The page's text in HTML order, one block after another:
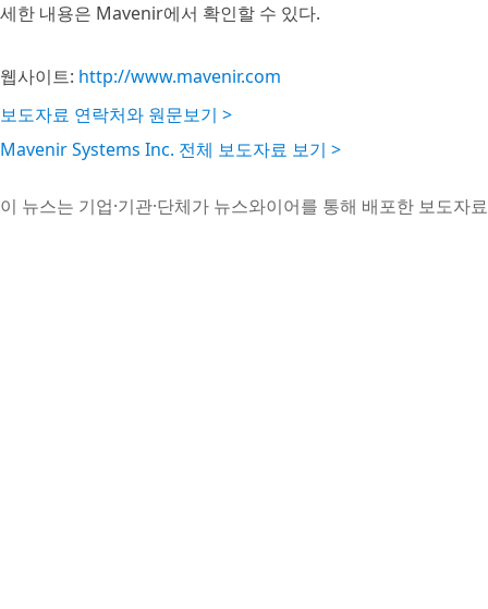
세한 내용은 Mavenir에서 확인할 수 있다.
웹사이트: http://www.mavenir.com
보도자료 연락처와 원문보기 >
Mavenir Systems Inc. 전체 보도자료 보기 >
이 뉴스는 기업·기관·단체가 뉴스와이어를 통해 배포한 보도자